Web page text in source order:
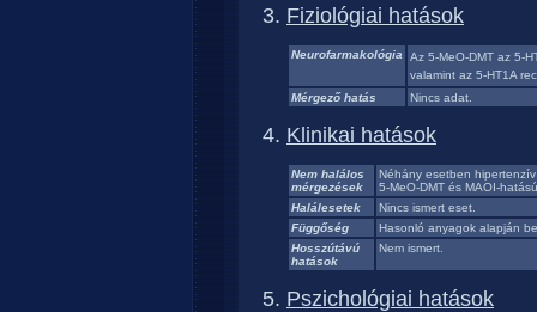
Fiziológiai hatások
Neurofarmakológia
Az 5-MeO-DMT az 5-
valamint az 5-HT1A
Mérgező hatás
Nincs adat.
Klinikai hatások
Nem halálos
mérgezések
Néhány esetben
5-MeO-DMT és MAOI-
Halálesetek
Nincs ismert eset.
Függőség
Hasonló anyagok alapján
Hosszútávú
hatások
Nem ismert.
Pszichológiai hatások